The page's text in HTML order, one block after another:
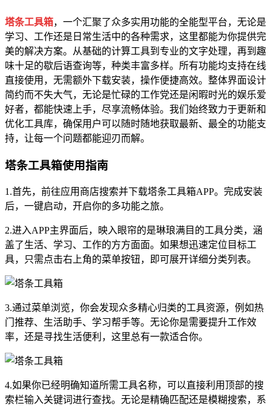
塔条工具箱，一个汇聚了众多实用功能的全能型平台，无论是
学习、工作还是日常生活中的各种需求，这里都能为你提供完
美的解决方案。从基础的计算工具到专业的文字处理，再到趣
味十足的歇后语查询等，种类丰富多样。所有功能均支持在线
直接使用，无需额外下载安装，操作便捷高效。整体界面设计
简约而不失大气，无论是忙碌的工作党还是闲暇时光的娱乐爱
好者，都能快速上手，尽享流畅体验。我们始终致力于更新和
优化工具库，确保用户可以随时随地获取最新、最全的功能支
持，让每一个问题都能迎刃而解。
塔条工具箱使用指南
1.首先，前往应用商店搜索并下载塔条工具箱APP。完成安装
后，一键启动，开启你的多功能之旅。
2.进入APP主界面后，映入眼帘的是琳琅满目的工具分类，涵
盖了生活、学习、工作的方方面面。如果想迅速定位目标工
具，只需点击右上角的菜单按钮，即可展开详细分类列表。
3.通过菜单浏览，你会发现众多精心归类的工具资源，例如热
门推荐、生活助手、学习帮手等。无论你是需要提升工作效
率，还是寻找生活便利，这里总有一款适合你。
4.如果你已经明确知道所需工具名称，可以直接利用顶部的搜
索栏输入关键词进行查找。无论是精确匹配还是模糊搜索，系